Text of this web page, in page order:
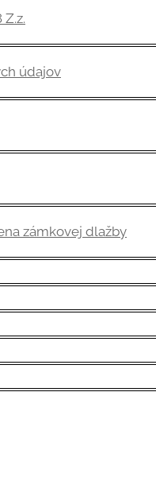
údajov
zámkovej dlažby